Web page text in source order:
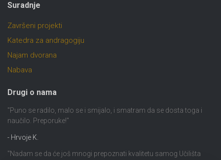
Suradnje
Završeni projekti
Katedra za andragogiju
Najam dvorana
Nabava
Drugi o nama
"Puno se radilo, malo se i smijalo, i smatram da se dosta toga i
naučilo. Preporuke!"
- Hrvoje K.
"Nadam se da će još mnogi prepoznati kvalitetu samog Učilišta